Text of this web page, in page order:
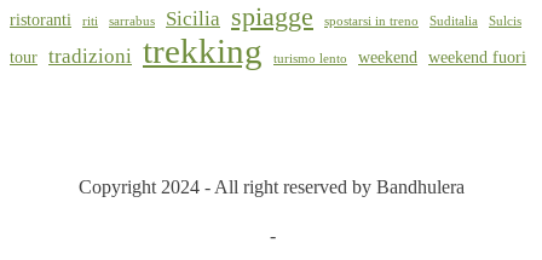
ristoranti riti sarrabus Sicilia spiagge spostarsi in treno Suditalia Sulcis
tour tradizioni trekking turismo lento weekend weekend fuori
Copyright 2024 - All right reserved by Bandhulera
-